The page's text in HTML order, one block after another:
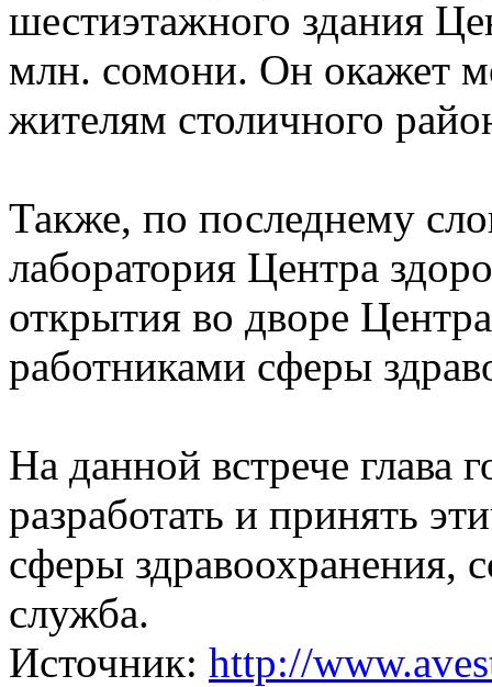
шестиэтажного здания
млн. сомони. Он окажет
жителям столичного
Также, по последнему
лаборатория Центра
открытия во дворе
работниками сферы
На данной встрече глава
разработать и принять
сферы здравоохранения,
служба.
Источник: http://